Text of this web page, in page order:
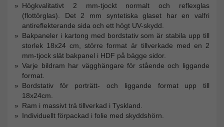
Högkvalitativt 2 mm-tjockt normalt och reflexglas
(flottörglas). Det 2 mm syntetiska glaset har en valfri
antireflekterande sida och ett högt UV-skydd.
Bakpaneler i kartong med bordstativ som är stabila upp till
storlek 18x24 cm, större format är tillverkade med en 2
mm-tjock slät bakpanel i HDF på bägge sidor.
Varje bildram har vägghängare för stående och liggande
format.
Bordstativ för porträtt- och liggande format upp till
18x24cm.
Ram i massivt trä tillverkad i Tyskland.
Individuellt förpackad i folie med skyddshörn.